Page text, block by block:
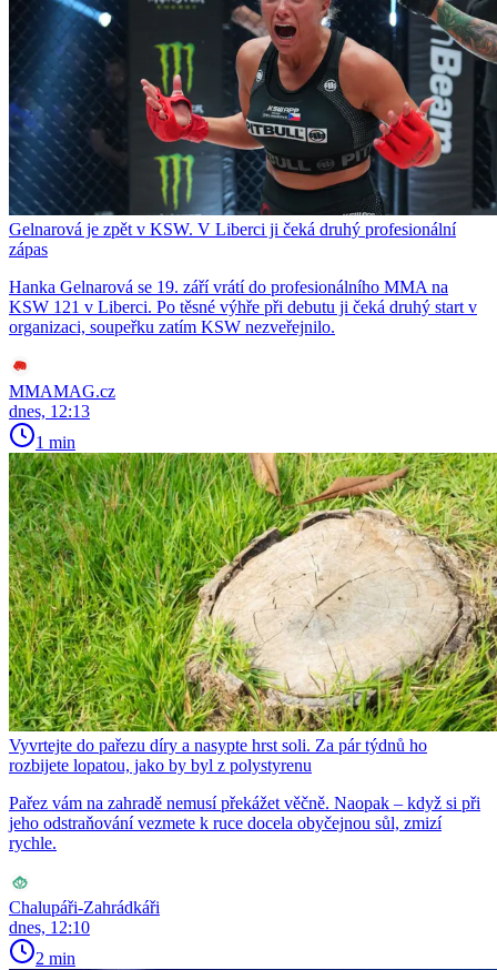
Gelnarová je zpět v KSW. V Liberci ji čeká druhý profesionální
zápas
Hanka Gelnarová se 19. září vrátí do profesionálního MMA na
KSW 121 v Liberci. Po těsné výhře při debutu ji čeká druhý start v
organizaci, soupeřku zatím KSW nezveřejnilo.
MMAMAG.cz
dnes, 12:13
1 min
Vyvrtejte do pařezu díry a nasypte hrst soli. Za pár týdnů ho
rozbijete lopatou, jako by byl z polystyrenu
Pařez vám na zahradě nemusí překážet věčně. Naopak – když si při
jeho odstraňování vezmete k ruce docela obyčejnou sůl, zmizí
rychle.
Chalupáři-Zahrádkáři
dnes, 12:10
2 min